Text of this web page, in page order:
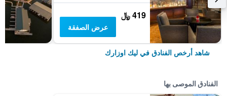
419 ﷼
عرض الصفقة
شاهد أرخص الفنادق في ليك اوزارك
الفنادق الموصى بها